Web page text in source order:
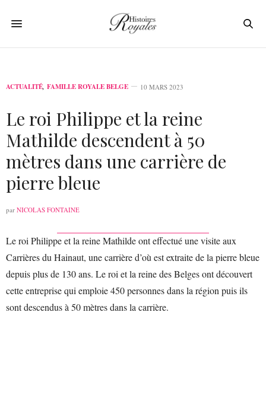
ACTUALITÉ, FAMILLE ROYALE BELGE 10 MARS 2023
Le roi Philippe et la reine
Mathilde descendent à 50
mètres dans une carrière de
pierre bleue
par NICOLAS FONTAINE
Le roi Philippe et la reine Mathilde ont effectué une visite aux
Carrières du Hainaut, une carrière d’où est extraite de la pierre bleue
depuis plus de 130 ans. Le roi et la reine des Belges ont découvert
cette entreprise qui emploie 450 personnes dans la région puis ils
sont descendus à 50 mètres dans la carrière.